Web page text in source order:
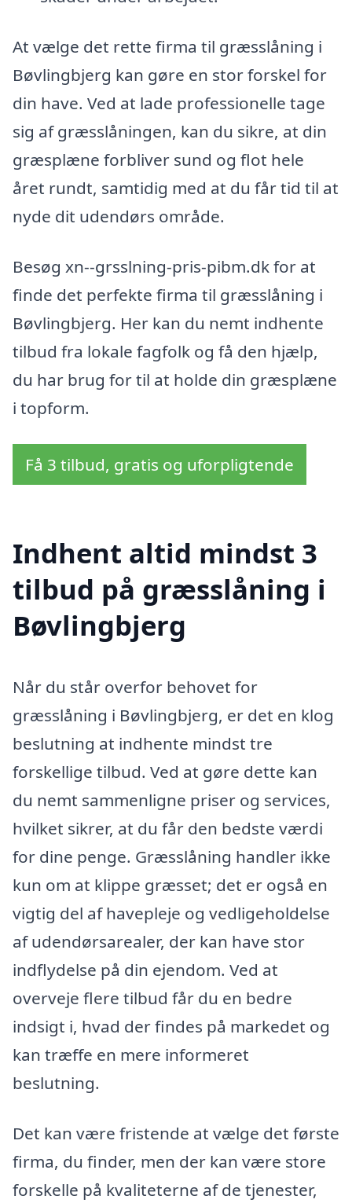
At vælge det rette firma til græsslåning i
Bøvlingbjerg kan gøre en stor forskel for
din have. Ved at lade professionelle tage
sig af græsslåningen, kan du sikre, at din
græsplæne forbliver sund og flot hele
året rundt, samtidig med at du får tid til at
nyde dit udendørs område.
Besøg xn--grsslning-pris-pibm.dk for at
finde det perfekte firma til græsslåning i
Bøvlingbjerg. Her kan du nemt indhente
tilbud fra lokale fagfolk og få den hjælp,
du har brug for til at holde din græsplæne
i topform.
Få 3 tilbud, gratis og uforpligtende
Indhent altid mindst 3
tilbud på græsslåning i
Bøvlingbjerg
Når du står overfor behovet for
græsslåning i Bøvlingbjerg, er det en klog
beslutning at indhente mindst tre
forskellige tilbud. Ved at gøre dette kan
du nemt sammenligne priser og services,
hvilket sikrer, at du får den bedste værdi
for dine penge. Græsslåning handler ikke
kun om at klippe græsset; det er også en
vigtig del af havepleje og vedligeholdelse
af udendørsarealer, der kan have stor
indflydelse på din ejendom. Ved at
overveje flere tilbud får du en bedre
indsigt i, hvad der findes på markedet og
kan træffe en mere informeret
beslutning.
Det kan være fristende at vælge det første
firma, du finder, men der kan være store
forskelle på kvaliteterne af de tjenester,